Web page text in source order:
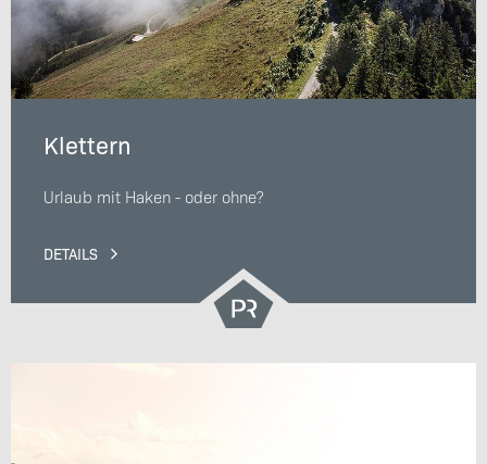
Klettern
Urlaub mit Haken - oder ohne?
DETAILS